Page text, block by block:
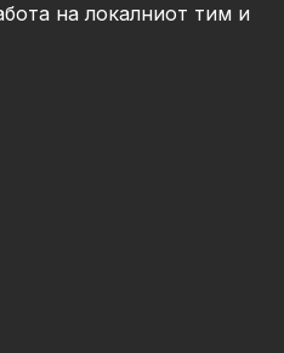
на локалниот тим и